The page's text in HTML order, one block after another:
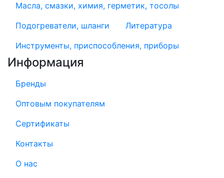
Масла, смазки, химия, герметик, тосолы
Подогреватели, шланги
Литература
Инструменты, приспособления, приборы
Информация
Бренды
Оптовым покупателям
Сертификаты
Контакты
О нас